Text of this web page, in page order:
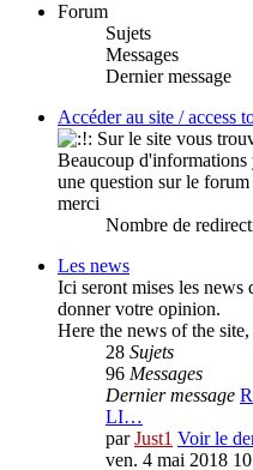
Forum
Sujets
Messages
Dernier message
Accéder au site / access
Sur le site vous
Beaucoup d'informations
une question sur le
merci
Nombre de
Les news
Ici seront mises les news
donner votre opinion.
Here the news of the
28 Sujets
96 Messages
Dernier message
LI…
parJust1 Voir le
ven. 4 mai 2018